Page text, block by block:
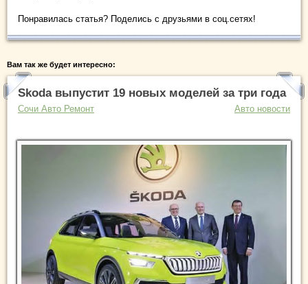
Понравилась статья? Поделись с друзьями в соц.сетях!
Вам так же будет интересно:
Skoda выпустит 19 новых моделей за три года
Сочи Авто Ремонт Авто новости